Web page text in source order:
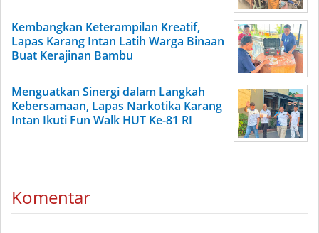
Kembangkan Keterampilan Kreatif,
Lapas Karang Intan Latih Warga Binaan
Buat Kerajinan Bambu
Menguatkan Sinergi dalam Langkah
Kebersamaan, Lapas Narkotika Karang
Intan Ikuti Fun Walk HUT Ke-81 RI
Komentar